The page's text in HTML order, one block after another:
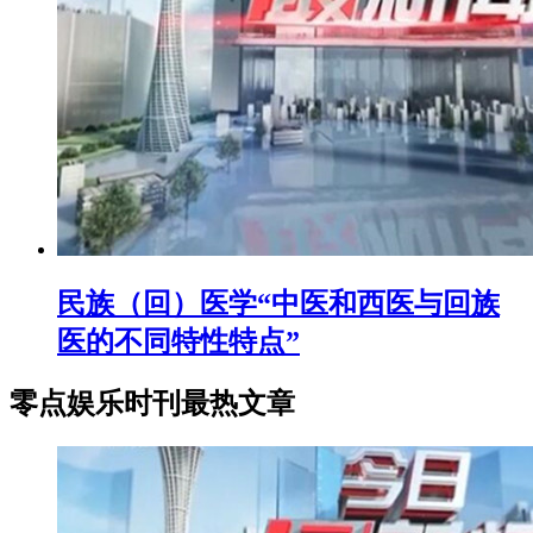
民族（回）医学“中医和西医与回族
医的不同特性特点”
零点娱乐时刊最热文章